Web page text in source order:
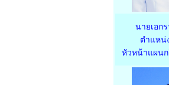
นายเอก
ตำแหน่
หัวหน้าแผนก